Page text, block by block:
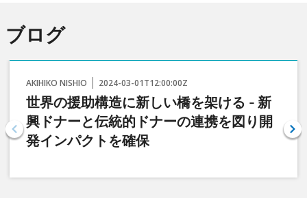
ブログ
AKIHIKO NISHIO 2024-03-01T12:00:00Z
世界の援助構造に新しい橋を架ける - 新
興ドナーと伝統的ドナーの連携を図り開
発インパクトを確保